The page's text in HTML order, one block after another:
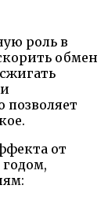
роль в
обмен
от